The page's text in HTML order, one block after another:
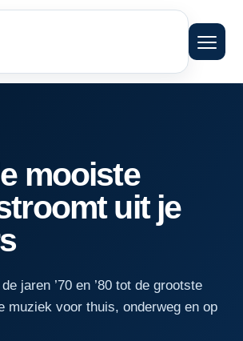
Menu
mooiste
uit je
jaren ’70 en ’80 tot de grootste
muziek voor thuis, onderweg en op